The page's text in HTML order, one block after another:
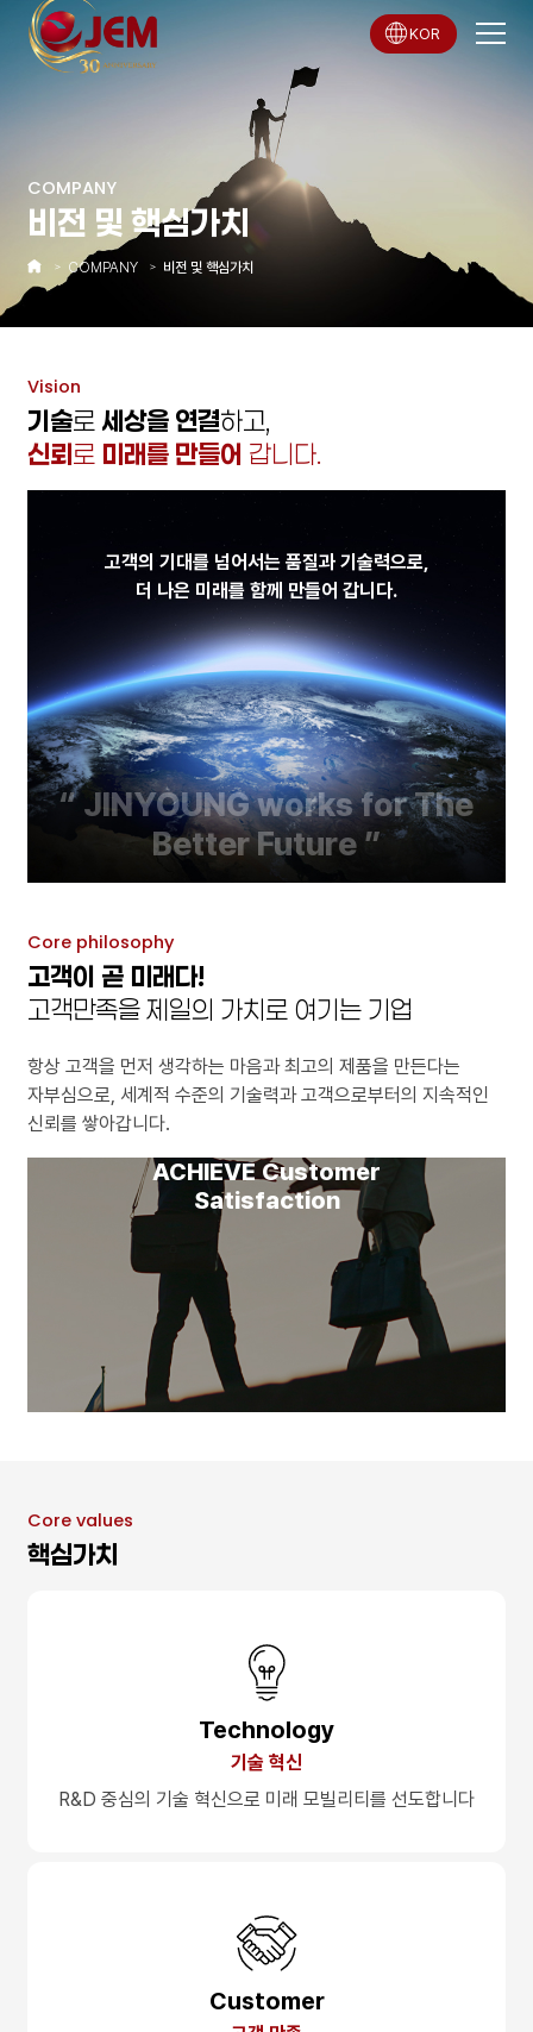
KOR
COMPANY
비전 및 핵심가치
COMPANY 비전 및 핵심가치
Vision
기술로 세상을 연결하고,
신뢰로 미래를 만들어 갑니다.
고객의 기대를 넘어서는 품질과 기술력으로,
더 나은 미래를 함께 만들어 갑니다.
“ JINYOUNG works for The
Better Future ”
Core philosophy
고객이 곧 미래다!
고객만족을 제일의 가치로 여기는 기업
항상 고객을 먼저 생각하는 마음과 최고의 제품을 만든다는
자부심으로, 세계적 수준의 기술력과 고객으로부터의 지속적인
신뢰를 쌓아갑니다.
ACHIEVE Customer
Satisfaction
Core values
핵심가치
Technology
기술 혁신
R&D 중심의 기술 혁신으로 미래 모빌리티를 선도합니다
Customer